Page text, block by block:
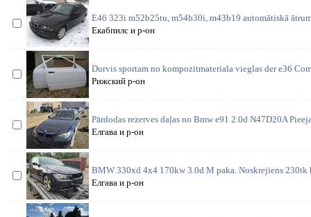
E46 323i m52b25tu, m54b30i, m43b19 automātiskā
Екабпилс и р-он
Durvis sportam no kompozitmateriala vieglas der e36
Рижский р-он
Pārdodas rezerves daļas no Bmw e91 2.0d N47D20A
Елгава и р-он
BMW 330xd 4x4 170kw 3.0d M paka. Noskrejiens 230tk
Елгава и р-он